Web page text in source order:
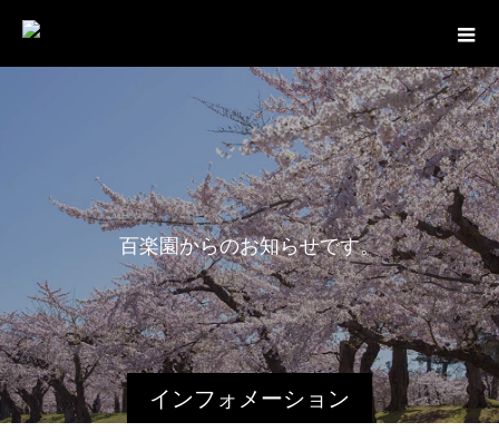
インフォメーション
百楽園からのお知らせです。